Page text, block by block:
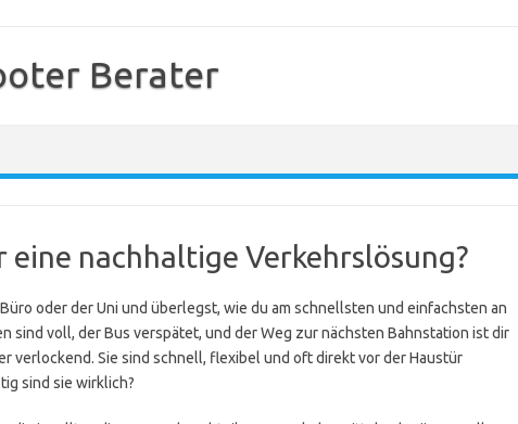
Berater
eine nachhaltige Verkehrslösung?
oder der Uni und überlegst, wie du am schnellsten und einfachsten an
sind voll, der Bus verspätet, und der Weg zur nächsten Bahnstation ist dir
verlockend. Sie sind schnell, flexibel und oft direkt vor der Haustür
sind sie wirklich?